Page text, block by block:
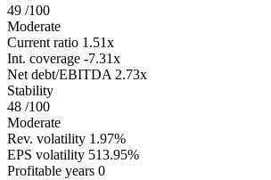
49 /100
Moderate
Current ratio 1.51x
Int. coverage -7.31x
Net debt/EBITDA 2.73x
Stability
48 /100
Moderate
Rev. volatility 1.97%
EPS volatility 513.95%
Profitable years 0